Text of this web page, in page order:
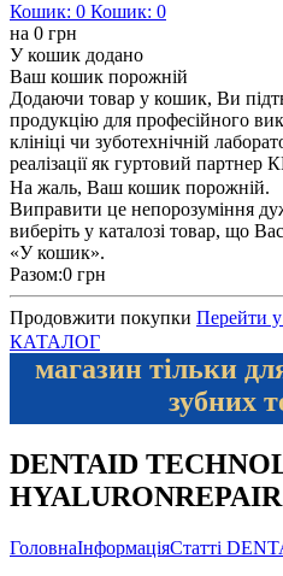
Кошик: 0 Кошик: 0
на 0 грн
У кошик додано
Ваш кошик порожній
Додаючи товар у кошик, Ви
продукцію для професійного
клініці чи зуботехнічній
реалізації як гуртовий партнер
На жаль, Ваш кошик порожній.
Виправити це непорозуміння
виберіть у каталозі товар, що
«У кошик».
Разом:0 грн
Продовжити покупки Перейти
КАТАЛОГ
магазин тільки
зубних
DENTAID
HYALURONREPAIR
ГоловнаІнформаціяСтатті